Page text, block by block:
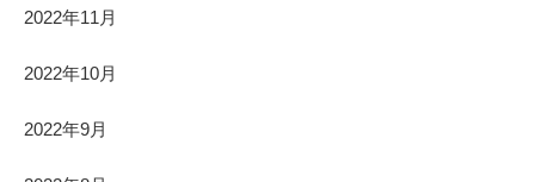
2022年11月
2022年10月
2022年9月